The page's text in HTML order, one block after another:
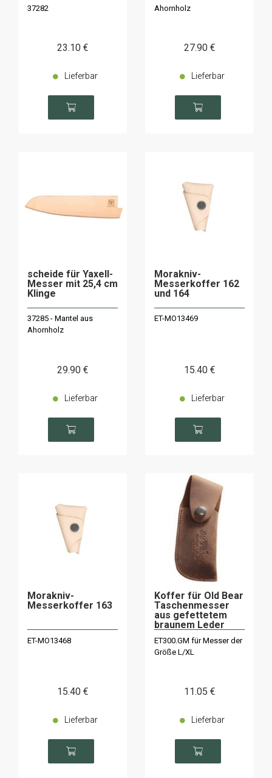
37282
23.10 €
Lieferbar
Ahornholz
27.90 €
Lieferbar
scheide für Yaxell-
Messer mit 25,4 cm
Klinge
37285 - Mantel aus
Ahornholz
29.90 €
Lieferbar
Morakniv-
Messerkoffer 162
und 164
ET-MO13469
15.40 €
Lieferbar
Morakniv-
Messerkoffer 163
ET-MO13468
15.40 €
Lieferbar
Koffer für Old Bear
Taschenmesser
aus gefettetem
braunem Leder
ET300.GM für Messer der
Größe L/XL
11.05 €
Lieferbar